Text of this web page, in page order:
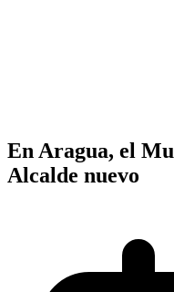
En Aragua, el
Alcalde nuevo